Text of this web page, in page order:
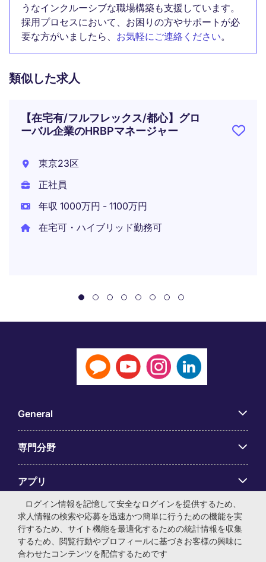
うなインクルーシブな職場構築も支援しています。
採用プロセスにおいて、お困りの方やサポートが必
要な方がいましたら、 お気軽にご連絡ください。
類似した求人
【在宅有/フルフレックス/都心】グロ
ーバル企業のHRBPマネージャー
東京23区
正社員
年収 1000万円 - 1100万円
在宅可・ハイブリッド勤務可
General
専門分野
アプリ
Employer Centre
ログイン情報を記憶して安全なログインを提供するため、
求人情報の検索や応募を迅速かつ簡単に行うための機能を実
行するため、サイト機能を最適化するための統計情報を収集
するため、閲覧行動やプロフィールに基づきお客様の興味に
合わせたコンテンツを配信するためです